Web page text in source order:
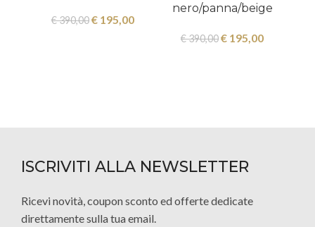
€390,00€ 195,00
nero/panna/beige
€390,00€ 195,00
ISCRIVITI ALLA NEWSLETTER
Ricevi novità, coupon sconto ed offerte dedicate
direttamente sulla tua email.